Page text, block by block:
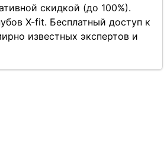
скидкой (до 100%).
X-fit. Бесплатный доступ к
известных экспертов и